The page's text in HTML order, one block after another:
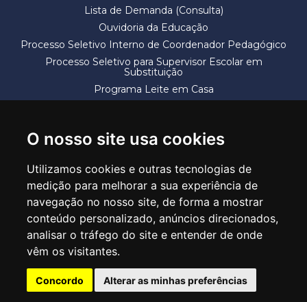
O nosso site usa cookies
Utilizamos cookies e outras tecnologias de
medição para melhorar a sua experiência de
navegação no nosso site, de forma a mostrar
conteúdo personalizado, anúncios direcionados,
analisar o tráfego do site e entender de onde
vêm os visitantes.
Concordo Alterar as minhas preferências
Lista de Demanda (Consulta)
Ouvidoria da Educação
Processo Seletivo Interno de Coordenador Pedagógico
Processo Seletivo para Supervisor Escolar em
Substituição
Programa Leite em Casa
SECRETARIA DE EDUCAÇÃO
Rua Claudino Barbosa, 313 - Macedo - Guarulhos/SP CEP 07113-040
Central de Atendimento: *55 11 2475-7300